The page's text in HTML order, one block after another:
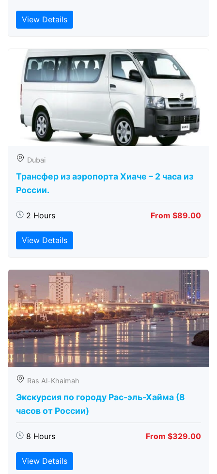
View Details
Dubai
Трансфер из аэропорта Хиаче – 2 часа из
России.
2 Hours From $89.00
View Details
Ras Al-Khaimah
Экскурсия по городу Рас-эль-Хайма (8
часов от России)
8 Hours From $329.00
View Details